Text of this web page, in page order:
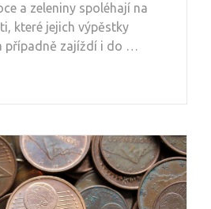
a zeleniny spoléhají na
které jejich výpěstky
případně zajíždí i do …